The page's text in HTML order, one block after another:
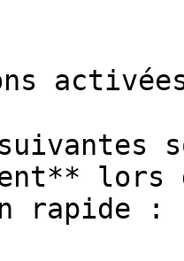
rapide :